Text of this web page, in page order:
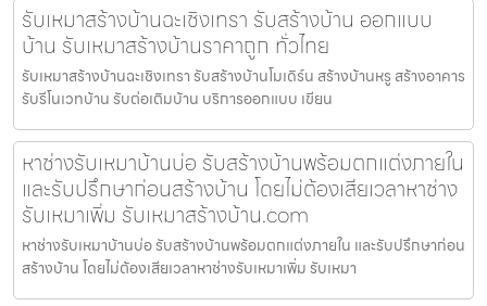
รับเหมาสร้างบ้านฉะเชิงเทรา รับสร้างบ้าน ออกแบบ
บ้าน รับเหมาสร้างบ้านราคาถูก ทั่วไทย
รับเหมาสร้างบ้านฉะเชิงเทรา รับสร้างบ้านโมเดิร์น สร้างบ้านหรู สร้างอาคาร
รับรีโนเวทบ้าน รับต่อเติมบ้าน บริการออกแบบ เขียน
หาช่างรับเหมาบ้านบ่อ รับสร้างบ้านพร้อมตกแต่งภายใน
และรับปรึกษาก่อนสร้างบ้าน โดยไม่ต้องเสียเวลาหาช่าง
รับเหมาเพิ่ม รับเหมาสร้างบ้าน.com
หาช่างรับเหมาบ้านบ่อ รับสร้างบ้านพร้อมตกแต่งภายใน และรับปรึกษาก่อน
สร้างบ้าน โดยไม่ต้องเสียเวลาหาช่างรับเหมาเพิ่ม รับเหมา